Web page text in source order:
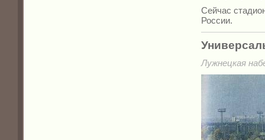
Сейчас
России.
Лужнецкая